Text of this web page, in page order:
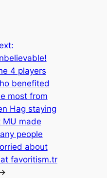
4 players
benefited
most from
Hag staying
MU made
people
about
favoritism.tr